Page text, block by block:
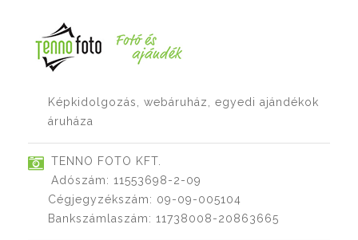
Képkidolgozás, webáruház, egyedi ajándékok
áruháza
TENNO FOTO KFT.
Adószám: 11553698-2-09
Cégjegyzékszám: 09-09-005104
Bankszámlaszám: 11738008-20863665